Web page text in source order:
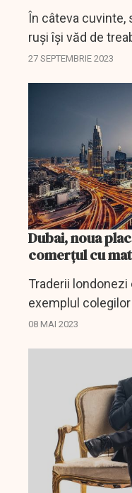
În câteva cuvinte,
ruși își văd de
supărarea pentru
27 SEPTEMBRIE 2023
Dubai, noua
comerțul cu
Traderii
exemplul
Dubai, pe măsură
08 MAI 2023